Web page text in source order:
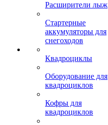
Расширители лыж
Стартерные
аккумуляторы для
снегоходов
Квадроциклы
Оборудование для
квадроциклов
Кофры для
квадроциклов